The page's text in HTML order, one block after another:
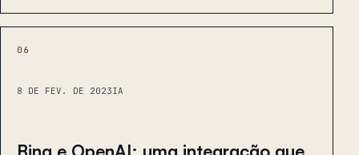
06
8 DE FEV. DE 2023IA